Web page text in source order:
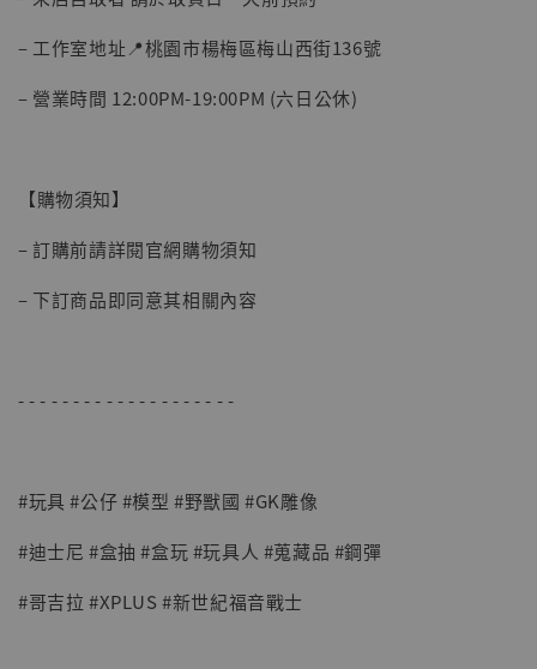
子彈飛 鵝城縣長 張麻子 [BK01]
– 工作室地址📍桃園市楊梅區梅山西街136號
– 營業時間 12:00PM-19:00PM (六日公休)
【購物須知】
– 訂購前請詳閱官網購物須知
– 下訂商品即同意其相關內容
- - - - - - - - - - - - - - - - - - - -
#玩具 #公仔 #模型 #野獸國 #GK雕像
#迪士尼 #盒抽 #盒玩 #玩具人 #蒐藏品 #鋼彈
#哥吉拉 #XPLUS #新世紀福音戰士